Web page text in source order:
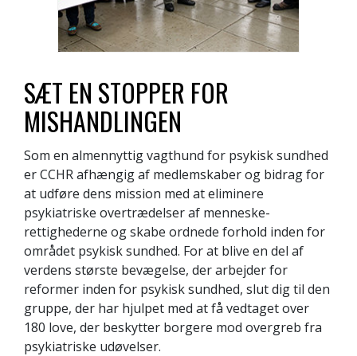
SÆT EN STOPPER FOR
MISHANDLINGEN
Som en almennyttig vagthund for psykisk sundhed
er CCHR afhængig af medlemskaber og bidrag for
at udføre dens mission med at eliminere
psykiatriske overtrædelser af menneske­
rettighederne og skabe ordnede forhold inden for
området psykisk sundhed. For at blive en del af
verdens største bevægelse, der arbejder for
reformer inden for psykisk sundhed, slut dig til den
gruppe, der har hjulpet med at få vedtaget over
180 love, der beskytter borgere mod overgreb fra
psykiatriske udøvelser.